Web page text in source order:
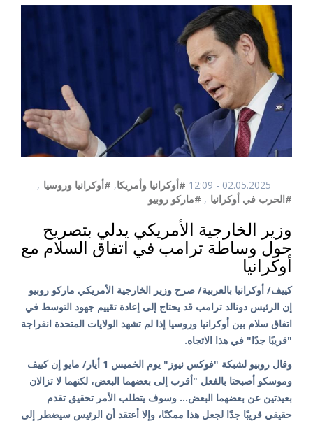
02.05.2025 - 12:09 #أوكرانيا وأمريكا, #أوكرانيا وروسيا ,
#الحرب في أوكرانيا , #ماركو روبيو
وزير الخارجية الأمريكي يدلي بتصريح
حول وساطة ترامب في اتفاق السلام مع
أوكرانيا
كييف/ أوكرانيا بالعربية/ صرح وزير الخارجية الأمريكي ماركو روبيو
إن الرئيس دونالد ترامب قد يحتاج إلى إعادة تقييم جهود التوسط في
اتفاق سلام بين أوكرانيا وروسيا إذا لم تشهد الولايات المتحدة انفراجة
"قريبًا جدًا" في هذا الاتجاه.
وقال روبيو لشبكة "فوكس نيوز" يوم الخميس 1 أيار/ مايو إن كييف
وموسكو أصبحتا بالفعل "أقرب إلى بعضهما البعض، لكنهما لا تزالان
بعيدتين عن بعضهما البعض... وسوف يتطلب الأمر تحقيق تقدم
حقيقي قريبًا جدًا لجعل هذا ممكنًا، وإلا أعتقد أن الرئيس سيضطر إلى